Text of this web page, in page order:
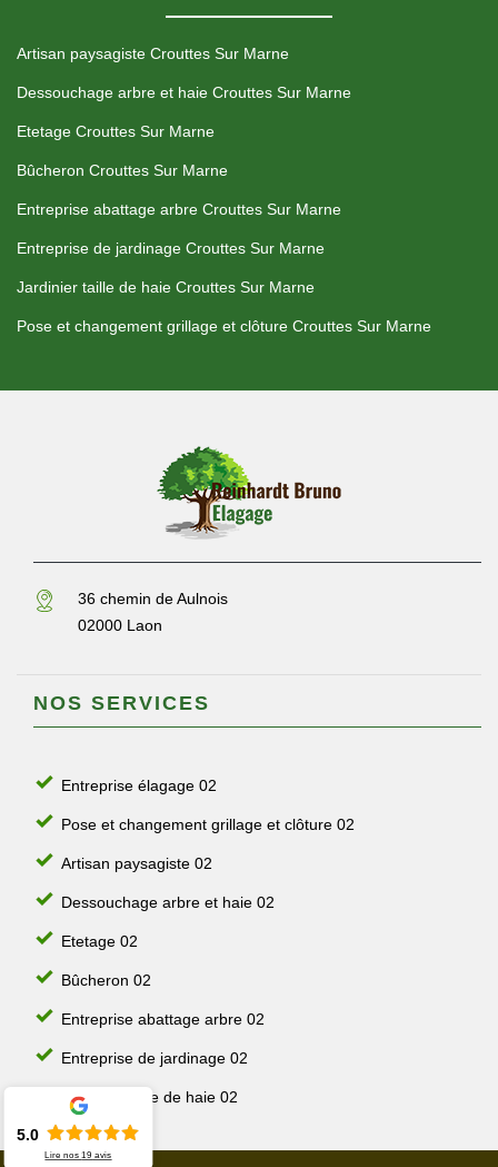
Artisan paysagiste Crouttes Sur Marne
Dessouchage arbre et haie Crouttes Sur Marne
Etetage Crouttes Sur Marne
Bûcheron Crouttes Sur Marne
Entreprise abattage arbre Crouttes Sur Marne
Entreprise de jardinage Crouttes Sur Marne
Jardinier taille de haie Crouttes Sur Marne
Pose et changement grillage et clôture Crouttes Sur Marne
36 chemin de Aulnois
02000 Laon
NOS SERVICES
Entreprise élagage 02
Pose et changement grillage et clôture 02
Artisan paysagiste 02
Dessouchage arbre et haie 02
Etetage 02
Bûcheron 02
Entreprise abattage arbre 02
Entreprise de jardinage 02
Jardinier taille de haie 02
5.0
Lire nos19 avis